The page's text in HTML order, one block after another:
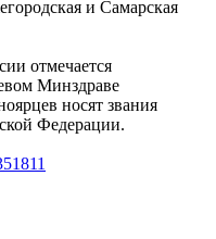
и Самарская
отмечается
Минздраве
носят звания
Федерации.